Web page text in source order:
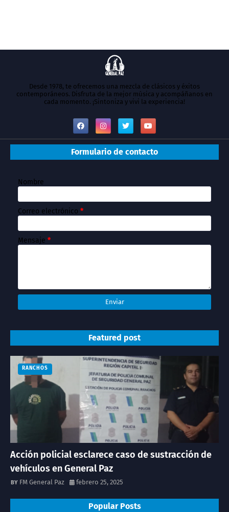
Desde 1978, te ofrecemos una mezcla de clásicos y éxitos
contemporáneos. Disfruta de la mejor música y acompáñanos en
cada momento. ¡Sintoniza y vivi la experiencia!
Formulario de contacto
Nombre
Correo electrónico *
Mensaje *
Featured post
RANCHOS
Acción policial esclarece caso de sustracción de
vehículos en General Paz
FM General Paz febrero 25, 2025
Popular Posts